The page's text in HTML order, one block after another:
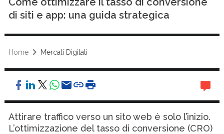
di siti e app: una guida strategica
Home Mercati Digitali
Attirare traffico verso un sito web è solo l’inizio.
L’ottimizzazione del tasso di conversione (CRO)